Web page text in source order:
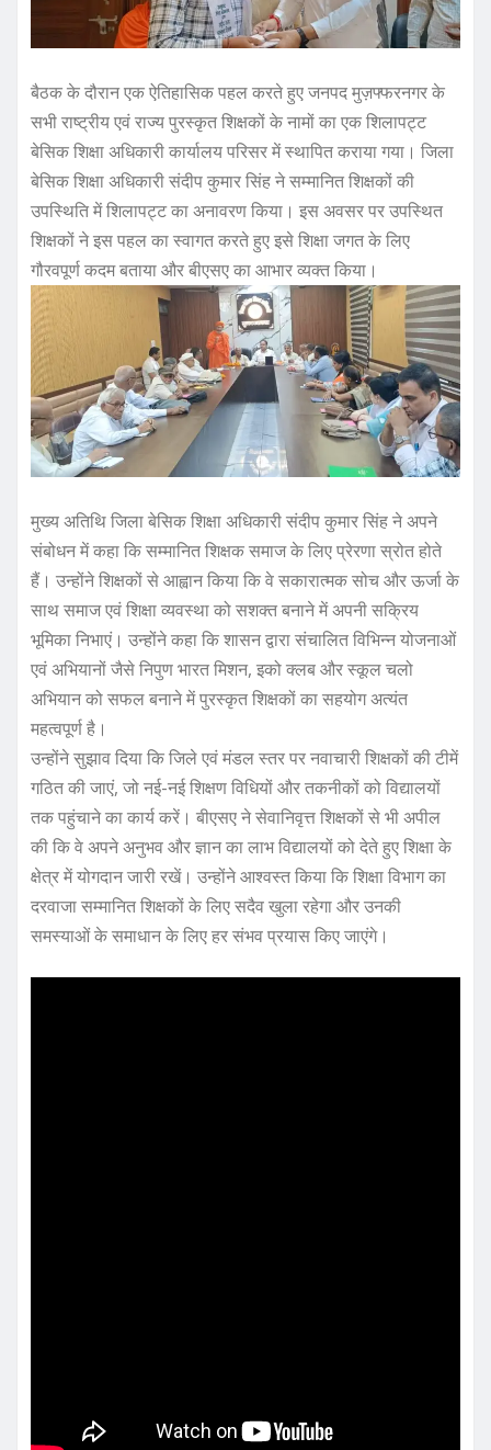
बैठक के दौरान एक ऐतिहासिक पहल करते हुए जनपद मुज़फ्फरनगर के
सभी राष्ट्रीय एवं राज्य पुरस्कृत शिक्षकों के नामों का एक शिलापट्ट
बेसिक शिक्षा अधिकारी कार्यालय परिसर में स्थापित कराया गया। जिला
बेसिक शिक्षा अधिकारी संदीप कुमार सिंह ने सम्मानित शिक्षकों की
उपस्थिति में शिलापट्ट का अनावरण किया। इस अवसर पर उपस्थित
शिक्षकों ने इस पहल का स्वागत करते हुए इसे शिक्षा जगत के लिए
गौरवपूर्ण कदम बताया और बीएसए का आभार व्यक्त किया।
मुख्य अतिथि जिला बेसिक शिक्षा अधिकारी संदीप कुमार सिंह ने अपने
संबोधन में कहा कि सम्मानित शिक्षक समाज के लिए प्रेरणा स्रोत होते
हैं। उन्होंने शिक्षकों से आह्वान किया कि वे सकारात्मक सोच और ऊर्जा के
साथ समाज एवं शिक्षा व्यवस्था को सशक्त बनाने में अपनी सक्रिय
भूमिका निभाएं। उन्होंने कहा कि शासन द्वारा संचालित विभिन्न योजनाओं
एवं अभियानों जैसे निपुण भारत मिशन, इको क्लब और स्कूल चलो
अभियान को सफल बनाने में पुरस्कृत शिक्षकों का सहयोग अत्यंत
महत्वपूर्ण है।
उन्होंने सुझाव दिया कि जिले एवं मंडल स्तर पर नवाचारी शिक्षकों की टीमें
गठित की जाएं, जो नई-नई शिक्षण विधियों और तकनीकों को विद्यालयों
तक पहुंचाने का कार्य करें। बीएसए ने सेवानिवृत्त शिक्षकों से भी अपील
की कि वे अपने अनुभव और ज्ञान का लाभ विद्यालयों को देते हुए शिक्षा के
क्षेत्र में योगदान जारी रखें। उन्होंने आश्वस्त किया कि शिक्षा विभाग का
दरवाजा सम्मानित शिक्षकों के लिए सदैव खुला रहेगा और उनकी
समस्याओं के समाधान के लिए हर संभव प्रयास किए जाएंगे।